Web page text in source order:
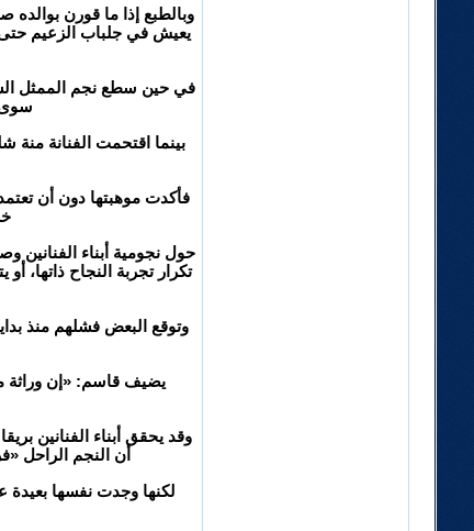
وبالطبع إذا ما قورن بوالده
يعيش في جلباب الزعيم حتى
في حين سطع نجم الممثل
سوى
فأكدت موهبتها دون أن
حول نجومية أبناء الفنانين
تكرار تجربة النجاح ذاتها،
وتوقع البعض فشلهم منذ
يضيف قاسم: «إن وراثة
وقد يحقق أبناء الفنانين
أن النجم الراحل
لكنها وجدت نفسها بعيدة